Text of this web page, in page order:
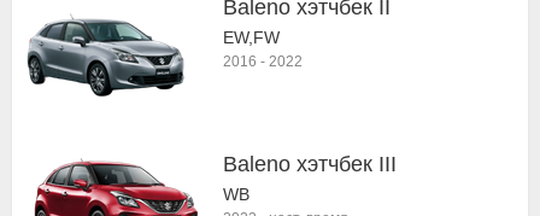
Baleno хэтчбек II
EW,FW
2016 - 2022
Baleno хэтчбек III
WB